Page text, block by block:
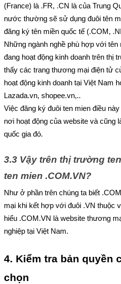
(France) là .FR, .CN là của Trung
nước thường sẽ sử dụng đuôi tên
đăng ký tên miền quốc tế (.COM,
Những ngành nghề phù hợp với tên
đang hoạt động kinh doanh trên thị
thấy các trang thương mại điện tử
hoạt động kinh doanh tại Việt Nam
Lazada.vn, shopee.vn,..
Việc đăng ký đuôi ten mien điều
nơi hoạt động của website và cũng
quốc gia đó.
3.3 Vậy trên thị trường
ten mien .COM.VN?
Như ở phần trên chúng ta biết
mại khi kết hợp với đuôi .VN thuộc
hiểu .COM.VN là website thương
nghiệp tại Việt Nam.
4. Kiểm tra bản quyền
chọn